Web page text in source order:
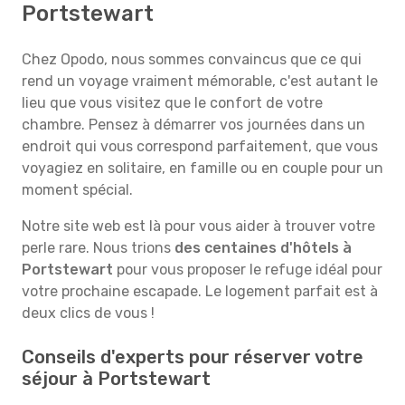
Portstewart
Chez Opodo, nous sommes convaincus que ce qui
rend un voyage vraiment mémorable, c'est autant le
lieu que vous visitez que le confort de votre
chambre. Pensez à démarrer vos journées dans un
endroit qui vous correspond parfaitement, que vous
voyagiez en solitaire, en famille ou en couple pour un
moment spécial.
Notre site web est là pour vous aider à trouver votre
perle rare. Nous trions des centaines d'hôtels à
Portstewart pour vous proposer le refuge idéal pour
votre prochaine escapade. Le logement parfait est à
deux clics de vous !
Conseils d'experts pour réserver votre
séjour à Portstewart